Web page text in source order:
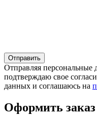
Отправляя
подтверждаю свое
данных и соглашаюсь на
Оформить заказ